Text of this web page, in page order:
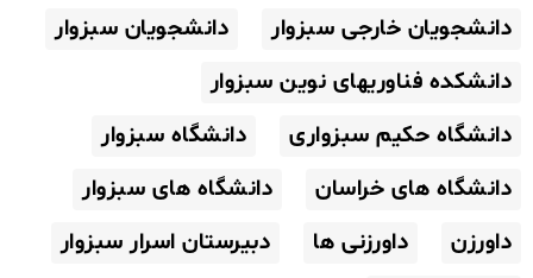
دانشجویان خارجی سبزوار
دانشجویان سبزوار
دانشکده فناوریهای نوین سبزوار
دانشگاه حکیم سبزواری
دانشگاه سبزوار
دانشگاه های خراسان
دانشگاه های سبزوار
داورزن
داورزنی ها
دبیرستان اسرار سبزوار